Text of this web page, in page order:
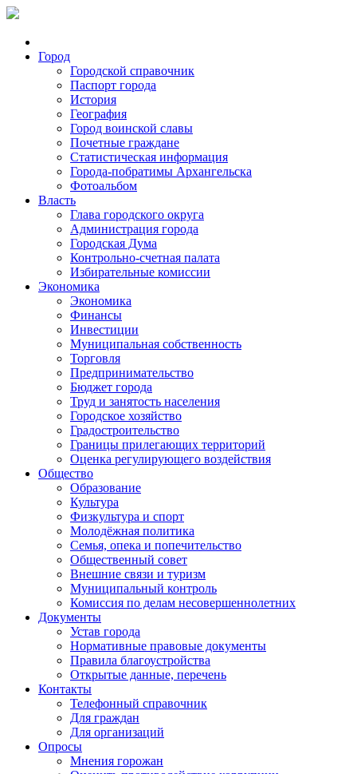
Город
Городской справочник
Паспорт города
История
География
Город воинской славы
Почетные граждане
Статистическая информация
Города-побратимы Архангельска
Фотоальбом
Власть
Глава городского округа
Администрация города
Городская Дума
Контрольно-счетная палата
Избирательные комиссии
Экономика
Экономика
Финансы
Инвестиции
Муниципальная собственность
Торговля
Предпринимательство
Бюджет города
Труд и занятость населения
Городское хозяйство
Градостроительство
Границы прилегающих территорий
Оценка регулирующего воздействия
Общество
Образование
Культура
Физкультура и спорт
Молодёжная политика
Семья, опека и попечительство
Общественный совет
Внешние связи и туризм
Муниципальный контроль
Комиссия по делам несовершеннолетних
Документы
Устав города
Нормативные правовые документы
Правила благоустройства
Открытые данные, перечень
Контакты
Телефонный справочник
Для граждан
Для организаций
Опросы
Мнения горожан